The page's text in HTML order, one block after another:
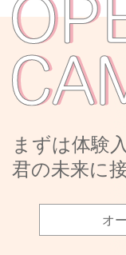
まずは体験
君の未来に
オ